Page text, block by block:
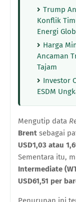
Trump
Konflik
Energi
Harga
Ancaman
Tajam
Investor
ESDM
Mengutip data
Brent sebagai
USD1,03 atau
Sementara itu,
Intermediate
USD61,51 per